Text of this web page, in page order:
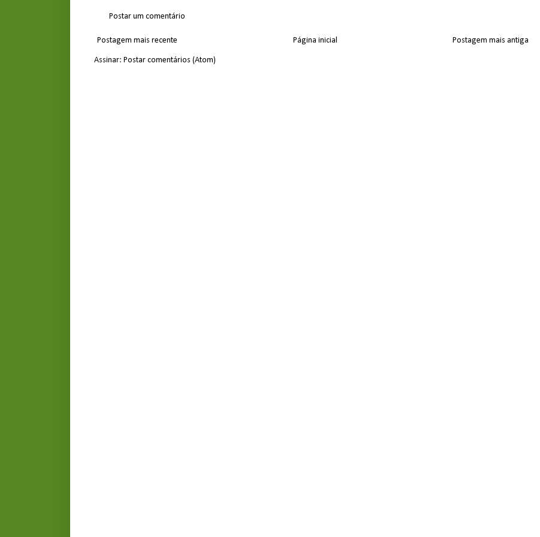
Postar um comentário
Postagem mais recente Postagem mais antiga
Página inicial
Assinar: Postar comentários (Atom)